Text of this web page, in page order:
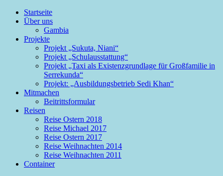
Startseite
Über uns
Gambia
Projekte
Projekt „Sukuta, Niani“
Projekt „Schulausstattung“
Projekt „Taxi als Existenzgrundlage für Großfamilie in
Serrekunda“
Projekt: „Ausbildungsbetrieb Sedi Khan“
Mitmachen
Beitrittsformular
Reisen
Reise Ostern 2018
Reise Michael 2017
Reise Ostern 2017
Reise Weihnachten 2014
Reise Weihnachten 2011
Container